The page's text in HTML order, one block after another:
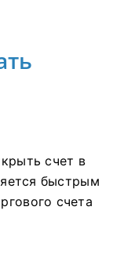
счет в
быстрым
счета